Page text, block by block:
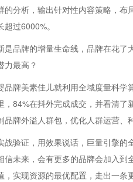
的分析，输出针对性内容策略，
超过6000%。
是品牌的增量生命线，品牌在花了
力最高？
品牌美素佳儿就利用全域度量科学
，84%在抖外完成成交，并看清
品牌外溢人群包，优化人群运营、
战验证，用效果说话，巨量引擎
信未来，会有更多的品牌会加入
，实现资源的最优配置，走出一条